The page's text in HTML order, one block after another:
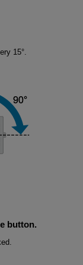
15°.
button.